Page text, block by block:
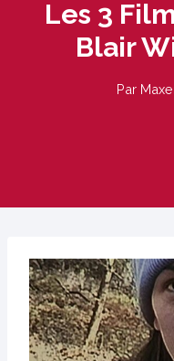
Les 3
Blair
Par